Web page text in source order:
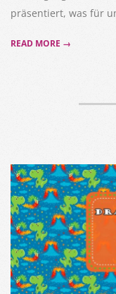
präsentiert, was für
READ MORE →